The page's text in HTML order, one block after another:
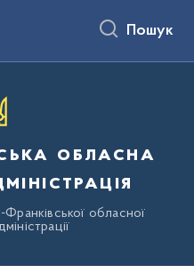
Пошук
обласна
обласної